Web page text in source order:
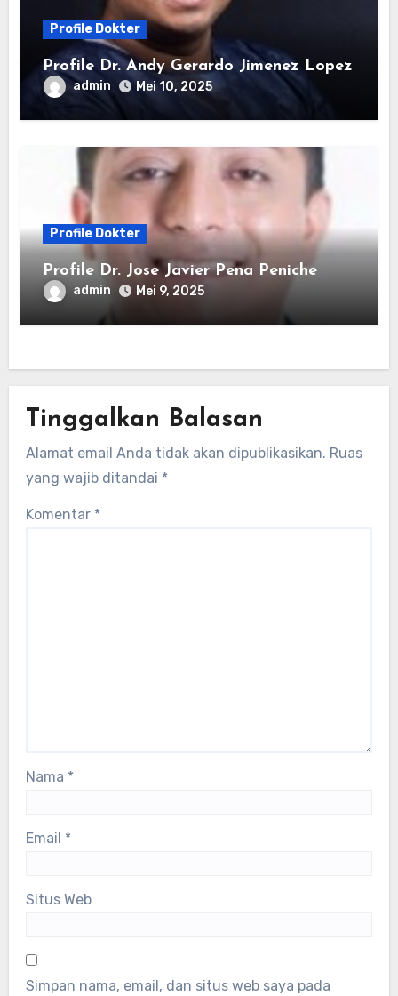
Profile Dokter
Profile Dr. Andy Gerardo Jimenez Lopez
admin Mei 10, 2025
Profile Dokter
Profile Dr. Jose Javier Pena Peniche
admin Mei 9, 2025
Tinggalkan Balasan
Alamat email Anda tidak akan dipublikasikan. Ruas
yang wajib ditandai *
Komentar *
Nama *
Email *
Situs Web
Simpan nama, email, dan situs web saya pada